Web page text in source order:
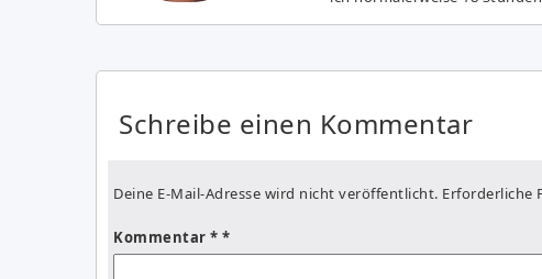
Schreibe einen Kommentar
Deine E-Mail-Adresse wird nicht veröffentlicht. Erforderliche
Kommentar *